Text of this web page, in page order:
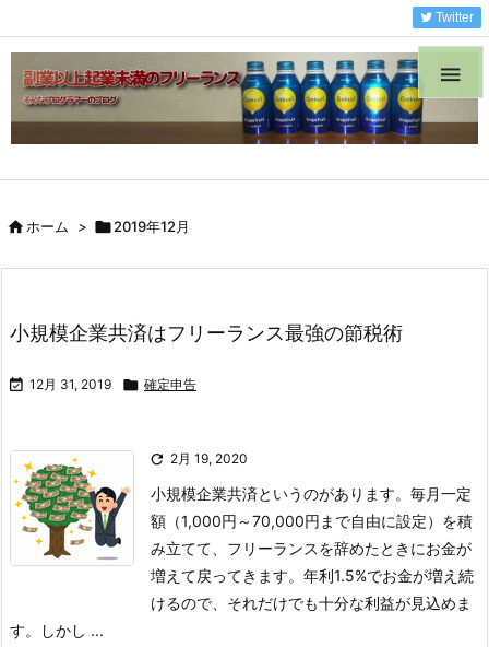

Twitter
ホーム > 2019年12月
小規模企業共済はフリーランス最強の節税術
 12月 31, 2019  確定申告
 2月 19, 2020
小規模企業共済というのがあります。毎月一定
額（1,000円～70,000円まで自由に設定）を積
み立てて、フリーランスを辞めたときにお金が
増えて戻ってきます。年利1.5%でお金が増え続
けるので、それだけでも十分な利益が見込めま
す。しかし ...